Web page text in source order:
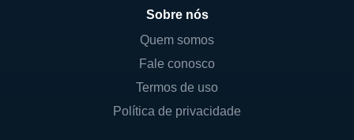
O controle familiar é característico de várias
empresas brasileiras que buscam garantir a
continuidade dos negócios e preservar a
cultura organizacional. A presença da família
Romi em cargos-chave é fundamental para a
Sobre nós
Quem somos
Fale conosco
Termos de uso
Política de privacidade